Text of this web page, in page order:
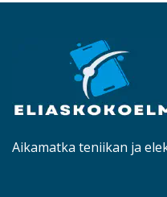
Aikamatka teniikan ja